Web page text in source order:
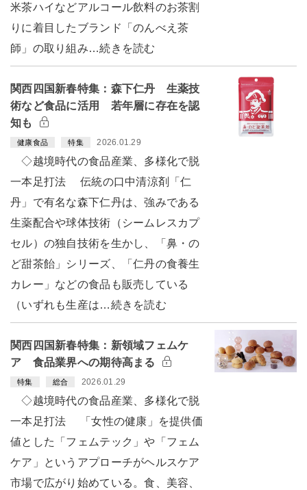
米茶ハイなどアルコール飲料のお茶割
りに着目したブランド「のんべえ茶
師」の取り組み…続きを読む
関西四国新春特集：森下仁丹 生薬技
術など食品に活用 若年層に存在を認
知も
健康食品 特集 2026.01.29
◇越境時代の食品産業、多様化で脱
一本足打法 伝統の口中清涼剤「仁
丹」で有名な森下仁丹は、強みである
生薬配合や球体技術（シームレスカプ
セル）の独自技術を生かし、「鼻・の
ど甜茶飴」シリーズ、「仁丹の食養生
カレー」などの食品も販売している
（いずれも生産は…続きを読む
関西四国新春特集：新領域フェムケ
ア 食品業界への期待高まる
特集 総合 2026.01.29
◇越境時代の食品産業、多様化で脱
一本足打法 「女性の健康」を提供価
値とした「フェムテック」や「フェム
ケア」というアプローチがヘルスケア
市場で広がり始めている。食、美容、